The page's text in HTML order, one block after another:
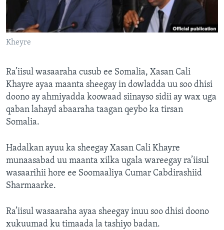
FAAQIDAADDA TODDOBAADKA
DHEXTAALKA TODDOBAADKA
Kheyre
Ra’iisul wasaaraha cusub ee Somalia, Xasan Cali
Khayre ayaa maanta sheegay in dowladda uu soo dhisi
doono ay ahmiyadda koowaad siinayso sidii ay wax uga
qaban lahayd abaaraha taagan qeybo ka tirsan
Somalia.
Hadalkan ayuu ka sheegay Xasan Cali Khayre
munaasabad uu maanta xilka ugala wareegay ra’iisul
wasaarihii hore ee Soomaaliya Cumar Cabdirashiid
Sharmaarke.
Ra’iisul wasaaraha ayaa sheegay inuu soo dhisi doono
xukuumad ku timaada la tashiyo badan.